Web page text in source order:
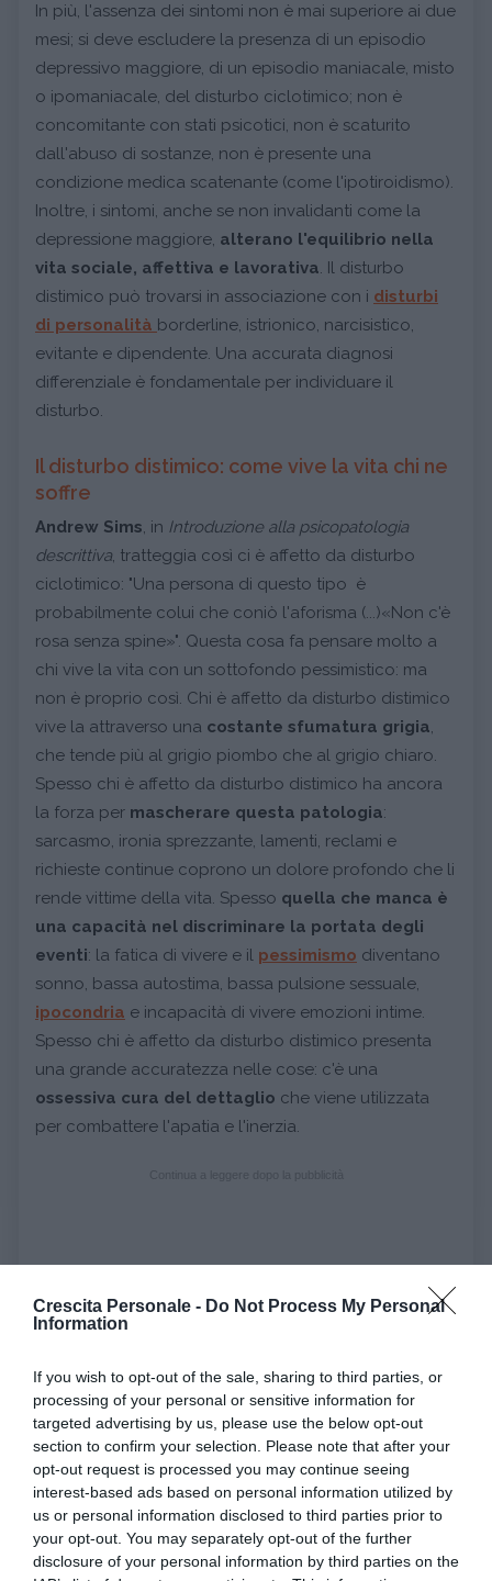
Crescita Personale - Do Not Process My Personal
Information
If you wish to opt-out of the sale, sharing to third parties, or
processing of your personal or sensitive information for
targeted advertising by us, please use the below opt-out
section to confirm your selection. Please note that after your
opt-out request is processed you may continue seeing
interest-based ads based on personal information utilized by
us or personal information disclosed to third parties prior to
your opt-out. You may separately opt-out of the further
disclosure of your personal information by third parties on the
In più, l'assenza dei sintomi non è mai superiore ai due
mesi; si deve escludere la presenza di un episodio
depressivo maggiore, di un episodio maniacale, misto
o ipomaniacale, del disturbo ciclotimico; non è
concomitante con stati psicotici, non è scaturito
dall'abuso di sostanze, non è presente una
condizione medica scatenante (come l'ipotiroidismo).
Inoltre, i sintomi, anche se non invalidanti come la
depressione maggiore, alterano l'equilibrio nella
vita sociale, affettiva e lavorativa. Il disturbo
distimico può trovarsi in associazione con i disturbi
di personalità borderline, istrionico, narcisistico,
evitante e dipendente. Una accurata diagnosi
differenziale è fondamentale per individuare il
disturbo.
Il disturbo distimico: come vive la vita chi ne
soffre
Andrew Sims, in Introduzione alla psicopatologia
descrittiva, tratteggia così ci è affetto da disturbo
ciclotimico: "Una persona di questo tipo è
probabilmente colui che coniò l'aforisma (...)«Non c'è
rosa senza spine»". Questa cosa fa pensare molto a
chi vive la vita con un sottofondo pessimistico: ma
non è proprio così. Chi è affetto da disturbo distimico
vive la attraverso una costante sfumatura grigia,
che tende più al grigio piombo che al grigio chiaro.
Spesso chi è affetto da disturbo distimico ha ancora
la forza per mascherare questa patologia:
sarcasmo, ironia sprezzante, lamenti, reclami e
richieste continue coprono un dolore profondo che li
rende vittime della vita. Spesso quella che manca è
una capacità nel discriminare la portata degli
eventi: la fatica di vivere e il pessimismo diventano
sonno, bassa autostima, bassa pulsione sessuale,
ipocondria e incapacità di vivere emozioni intime.
Spesso chi è affetto da disturbo distimico presenta
una grande accuratezza nelle cose: c'è una
ossessiva cura del dettaglio che viene utilizzata
per combattere l'apatia e l'inerzia.
Il disturbo distimico: la terapia non è solo
farmacologica
Le persone che soffrono di disturbo distimico arrivano
in terapia perché il disagio sociale diventa quello più
eclatante: la paura di rimanere soli li porta a cercare
aiuto. Ma spesso sono persone rigide e scostanti,
talmente lamentose che possono suscitare anche
rabbia in chi si prende cura di loro.La sola terapia
farmacologica, come per la gran parte dei
disturbi, da sola non è efficace: certo, produce